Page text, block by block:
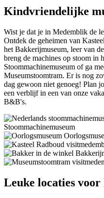
Kindvriendelijke
Wist je dat je in Medemblik de
Ontdek de geheimen van
het Bakkerijmuseum, leer van
breng de machines op stoom in
Stoommachinemuseum of ga
Museumstoomtram. Er is nog
dag gewoon niet genoeg! Plan
een verblijf in een van onze
B&B's.
Stoommachinemuseum
Leuke locaties